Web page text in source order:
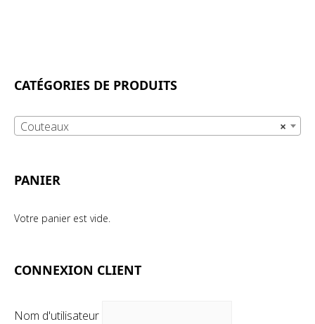
CATÉGORIES DE PRODUITS
×
Couteaux
PANIER
Votre panier est vide.
CONNEXION CLIENT
Nom d'utilisateur